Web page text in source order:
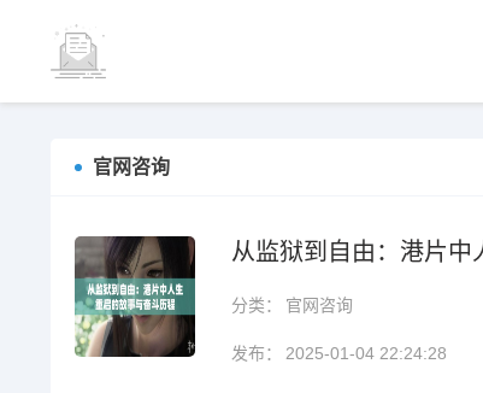
官网咨询
从监狱到自由：港片中
分类： 官网咨询
发布： 2025-01-04 22:24:28